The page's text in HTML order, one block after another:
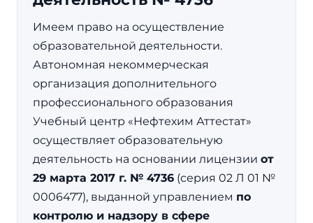
Имеем право на осуществление
образовательной деятельности.
Автономная некоммерческая
организация дополнительного
профессионального образования
Учебный центр «Нефтехим Аттестат»
осуществляет образовательную
деятельность на основании лицензии от
29 марта 2017 г. № 4736 (серия 02 Л 01 №
0006477), выданной управлением по
контролю и надзору в сфере